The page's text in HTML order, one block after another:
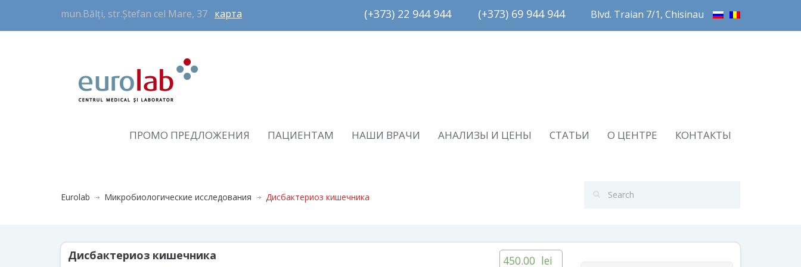
mun.Bălți, str.Ștefan cel Mare, 37 карта (+373) 22 944 944         (+373) 69 944 944 Blvd. Traian 7/1, Chisinau
ПРОМО ПРЕДЛОЖЕНИЯ ПАЦИЕНТАМ НАШИ ВРАЧИ АНАЛИЗЫ И ЦЕНЫ СТАТЬИ О ЦЕНТРЕ КОНТАКТЫ
Eurolab Микробиологические исследования Дисбактериоз кишечника
450.00 lei
Дисбактериоз кишечника